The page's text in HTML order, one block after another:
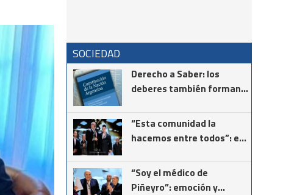
SOCIEDAD
Derecho a Saber: los
deberes también forman
“Esta comunidad la
hacemos entre todos”: el
Ricardo Moccero en la
Noche de Gala
“Soy el médico de
Piñeyro”: emoción y